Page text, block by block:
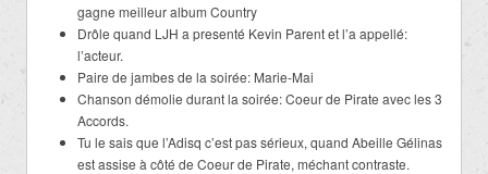
gagne meilleur album Country
Drôle quand LJH a presenté Kevin Parent et l’a appellé:
l’acteur.
Paire de jambes de la soirée: Marie-Mai
Chanson démolie durant la soirée: Coeur de Pirate avec les 3
Accords.
Tu le sais que l’Adisq c’est pas sérieux, quand Abeille Gélinas
est assise à côté de Coeur de Pirate, méchant contraste.